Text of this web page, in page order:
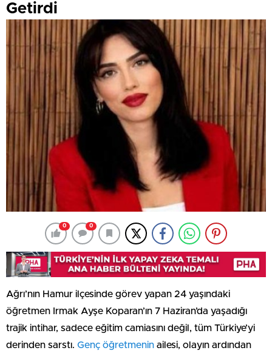
Getirdi
0 0
Ağrı’nın Hamur ilçesinde görev yapan 24 yaşındaki
öğretmen Irmak Ayşe Koparan’ın 7 Haziran’da yaşadığı
trajik intihar, sadece eğitim camiasını değil, tüm Türkiye’yi
derinden sarstı. Genç öğretmenin ailesi, olayın ardından